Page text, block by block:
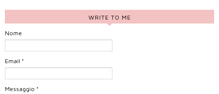
WRITE TO ME
Nome
Email *
Messaggio *